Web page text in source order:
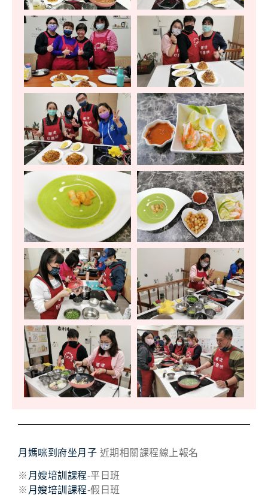
月媽咪到府坐月子 近期相關課程線上報名
※ 月嫂培訓課程-平日班
※ 月嫂培訓課程-假日班